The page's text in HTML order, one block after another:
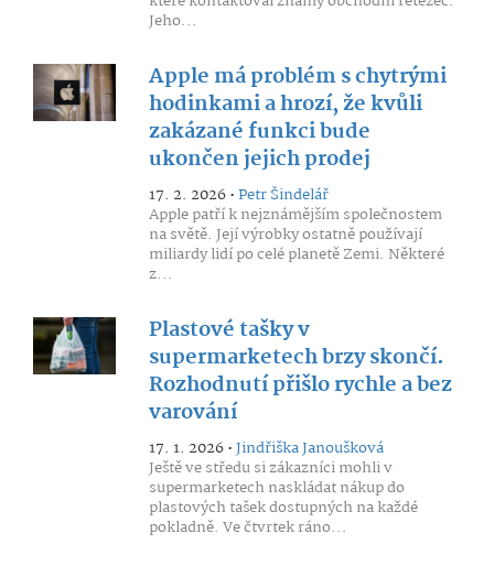
Jeho...
Apple má problém s chytrými
hodinkami a hrozí, že kvůli
zakázané funkci bude
ukončen jejich prodej
17. 2. 2026 •Petr Šindelář
Apple patří k nejznámějším společnostem
na světě. Její výrobky ostatně používají
miliardy lidí po celé planetě Zemi. Některé
z...
Plastové tašky v
supermarketech brzy skončí.
Rozhodnutí přišlo rychle a bez
varování
17. 1. 2026 •Jindřiška Janoušková
Ještě ve středu si zákazníci mohli v
supermarketech naskládat nákup do
plastových tašek dostupných na každé
pokladně. Ve čtvrtek ráno...